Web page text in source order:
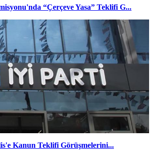
“Çerçeve Yasa” Teklifi G...
Kanun Teklifi Görüşmelerini...